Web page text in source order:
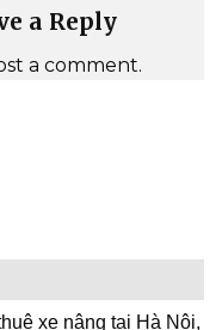
a Reply
a comment.
xe nâng tại Hà Nội,